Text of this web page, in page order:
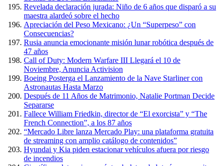
Revelada declaración jurada: Niño de 6 años que disparó a su
maestra alardeó sobre el hecho
Apreciación del Peso Mexicano: ¿Un “Superpeso” con
Consecuencias?
Rusia anuncia emocionante misión lunar robótica después de
47 años
Call of Duty: Modern Warfare III Llegará el 10 de
Noviembre, Anuncia Activision
Boeing Posterga el Lanzamiento de la Nave Starliner con
Astronautas Hasta Marzo
Después de 11 Años de Matrimonio, Natalie Portman Decide
Separarse
Fallece William Friedkin, director de “El exorcista” y “The
French Connection”, a los 87 años
“Mercado Libre lanza Mercado Play: una plataforma gratuita
de streaming con amplio catálogo de contenidos”
Hyundai y Kia piden estacionar vehículos afuera por riesgo
de incendios